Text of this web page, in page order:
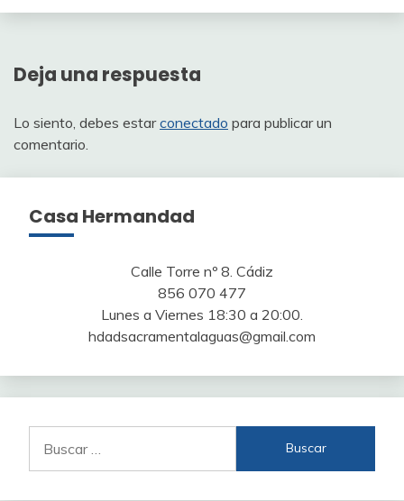
Deja una respuesta
Lo siento, debes estarconectado para publicar un
comentario.
Casa Hermandad
Calle Torre nº 8. Cádiz
856 070 477
Lunes a Viernes 18:30 a 20:00.
hdadsacramentalaguas@gmail.com